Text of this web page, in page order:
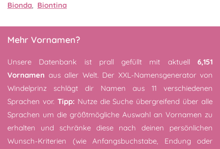
Bionda, Biontina
Mehr Vornamen?
Unsere Datenbank ist prall gefüllt mit aktuell 6,151
Vornamen aus aller Welt. Der XXL-Namensgenerator von
Windelprinz schlägt dir Namen aus 11 verschiedenen
Sprachen vor. Tipp: Nutze die Suche übergreifend über alle
Sprachen um die größtmögliche Auswahl an Vornamen zu
erhalten und schränke diese nach deinen persönlichen
Wunsch-Kriterien (wie Anfangsbuchstabe, Endung oder